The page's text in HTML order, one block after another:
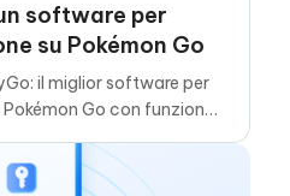
software per
su Pokémon Go
il miglior software per
Go con funzioni